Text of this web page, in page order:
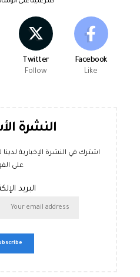
اعثر علينا على
Facebook
Like
Twitter
Follow
النشرة
اشترك في النشرة الإخبارية
على
البريد